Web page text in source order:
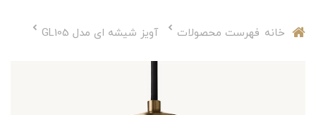
خانه فهرست محصولات آویز شیشه ای مدل GL105